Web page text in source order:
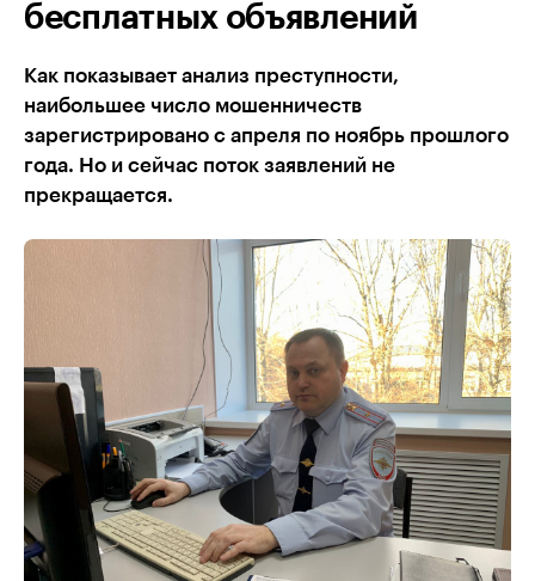
бесплатных объявлений
Как показывает анализ преступности,
наибольшее число мошенничеств
зарегистрировано с апреля по ноябрь прошлого
года. Но и сейчас поток заявлений не
прекращается.